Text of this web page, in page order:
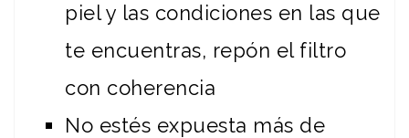
piel y las condiciones en las que
te encuentras, repón el filtro
con coherencia
No estés expuesta más de